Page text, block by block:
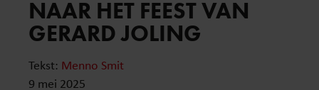
NAAR HET FEEST VAN
GERARD JOLING
Tekst: Menno Smit
9 mei 2025